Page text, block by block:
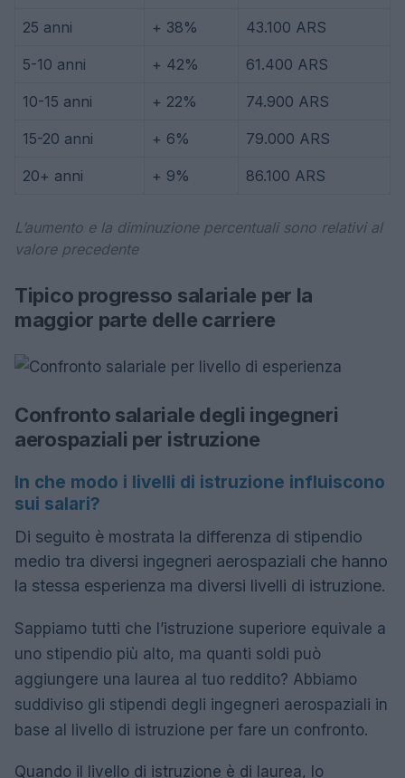
25 anni + 38% 43.100 ARS
5-10 anni + 42% 61.400 ARS
10-15 anni + 22% 74.900 ARS
15-20 anni + 6% 79.000 ARS
20+ anni + 9% 86.100 ARS
L’aumento e la diminuzione percentuali sono relativi al
valore precedente
Tipico progresso salariale per la
maggior parte delle carriere
Confronto salariale degli ingegneri
aerospaziali per istruzione
In che modo i livelli di istruzione influiscono
sui salari?
Di seguito è mostrata la differenza di stipendio
medio tra diversi ingegneri aerospaziali che hanno
la stessa esperienza ma diversi livelli di istruzione.
Sappiamo tutti che l’istruzione superiore equivale a
uno stipendio più alto, ma quanti soldi può
aggiungere una laurea al tuo reddito? Abbiamo
suddiviso gli stipendi degli ingegneri aerospaziali in
base al livello di istruzione per fare un confronto.
Quando il livello di istruzione è di laurea, lo